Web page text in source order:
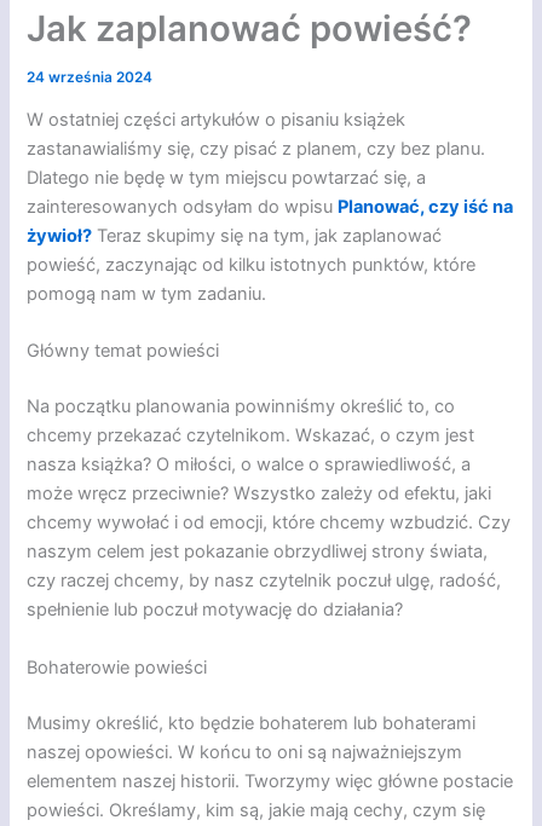
Jak zaplanować powieść?
24 września 2024
W ostatniej części artykułów o pisaniu książek
zastanawialiśmy się, czy pisać z planem, czy bez planu.
Dlatego nie będę w tym miejscu powtarzać się, a
zainteresowanych odsyłam do wpisu Planować, czy iść na
żywioł? Teraz skupimy się na tym, jak zaplanować
powieść, zaczynając od kilku istotnych punktów, które
pomogą nam w tym zadaniu.
Główny temat powieści
Na początku planowania powinniśmy określić to, co
chcemy przekazać czytelnikom. Wskazać, o czym jest
nasza książka? O miłości, o walce o sprawiedliwość, a
może wręcz przeciwnie? Wszystko zależy od efektu, jaki
chcemy wywołać i od emocji, które chcemy wzbudzić. Czy
naszym celem jest pokazanie obrzydliwej strony świata,
czy raczej chcemy, by nasz czytelnik poczuł ulgę, radość,
spełnienie lub poczuł motywację do działania?
Bohaterowie powieści
Musimy określić, kto będzie bohaterem lub bohaterami
naszej opowieści. W końcu to oni są najważniejszym
elementem naszej historii. Tworzymy więc główne postacie
powieści. Określamy, kim są, jakie mają cechy, czym się